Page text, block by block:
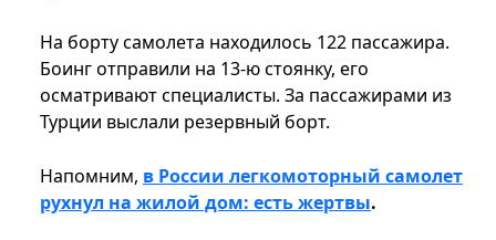
На борту самолета находилось 122 пассажира.
Боинг отправили на 13-ю стоянку, его
осматривают специалисты. За пассажирами из
Турции выслали резервный борт.
Напомним, в России легкомоторный самолет
рухнул на жилой дом: есть жертвы.